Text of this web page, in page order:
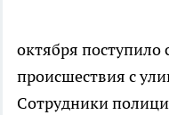
октября поступило
происшествия с
Сотрудники